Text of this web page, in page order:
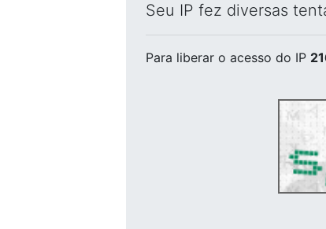
Seu IP fez diversas
Para liberar o acesso do IP